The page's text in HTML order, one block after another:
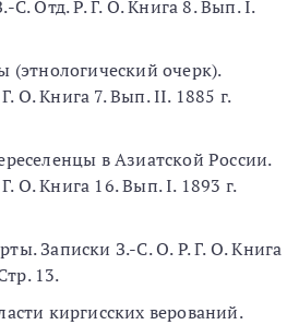
С. Отд. Р. Г. О. Книга 8. Вып. I.
(этнологический очерк).
О. Книга 7. Вып. II. 1885 г.
в Азиатской России.
О. Книга 16. Вып. I. 1893 г.
Записки З.-С. О. Р. Г. О. Книга
13.
киргисских верований.